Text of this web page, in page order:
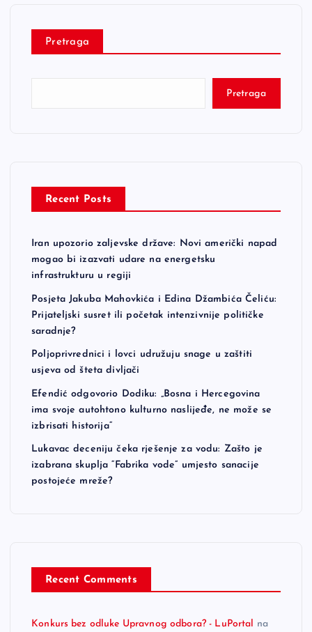
Pretraga
Pretraga
Recent Posts
Iran upozorio zaljevske države: Novi američki napad
mogao bi izazvati udare na energetsku
infrastrukturu u regiji
Posjeta Jakuba Mahovkića i Edina Džambića Čeliću:
Prijateljski susret ili početak intenzivnije političke
saradnje?
Poljoprivrednici i lovci udružuju snage u zaštiti
usjeva od šteta divljači
Efendić odgovorio Dodiku: „Bosna i Hercegovina
ima svoje autohtono kulturno naslijeđe, ne može se
izbrisati historija“
Lukavac deceniju čeka rješenje za vodu: Zašto je
izabrana skuplja “Fabrika vode” umjesto sanacije
postojeće mreže?
Recent Comments
Konkurs bez odluke Upravnog odbora? - LuPortal na